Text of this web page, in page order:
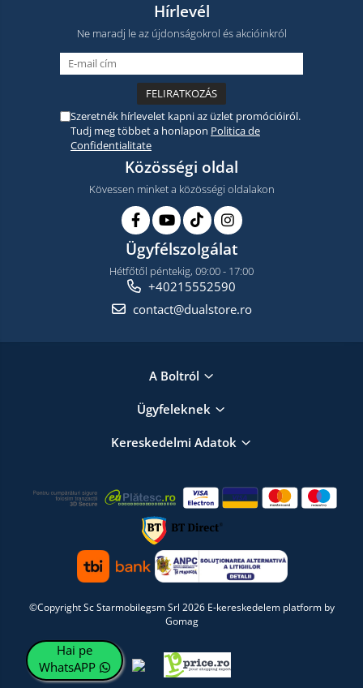
Hírlevél
Ne maradj le az újdonságokrol és akcióinkról
Szeretnék hírlevelet kapni az üzlet promócióiról.
Tudj meg többet a honlapon Politica de
Confidentialitate
Közösségi oldal
Kövessen minket a közösségi oldalakon
Ügyfélszolgálat
Hétfőtől péntekig, 09:00 - 17:00
+40215552590
contact@dualstore.ro
A Boltról
Ügyfeleknek
Kereskedelmi Adatok
©Copyright Sc Starmobilegsm Srl 2026 E-kereskedelem platform by
Gomag
Hai pe
WhatsAPP